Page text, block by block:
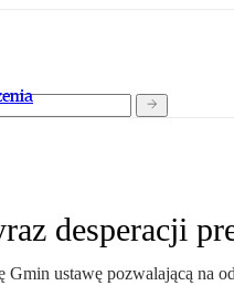
desperacji
Gmin ustawę pozwalającą na